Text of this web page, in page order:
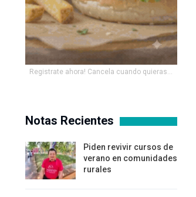
Registrate ahora! Cancela cuando quieras...
Notas Recientes
Piden revivir cursos de
verano en comunidades
rurales